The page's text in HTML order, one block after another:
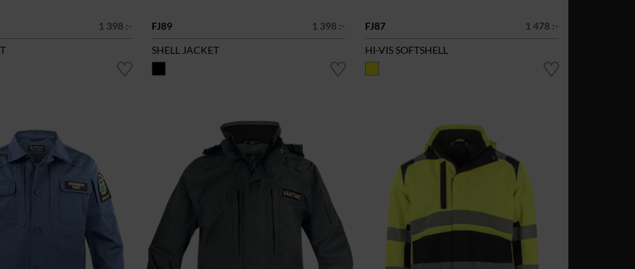
1 398 :-
FJ89
1 398 :-
SHELL JACKET
FJ87
1 478 :-
HI-VIS SOFTSHELL